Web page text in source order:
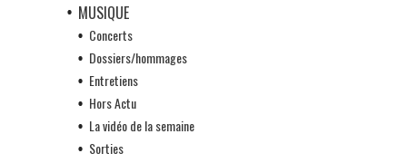
MUSIQUE
Concerts
Dossiers/hommages
Entretiens
Hors Actu
La vidéo de la semaine
Sorties